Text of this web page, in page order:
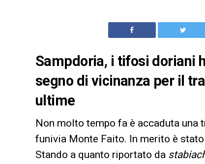
Sampdoria, i tifosi doriani
segno di vicinanza per il
ultime
Non molto tempo fa è accaduta una
funivia Monte Faito. In merito è
Stando a quanto riportato da